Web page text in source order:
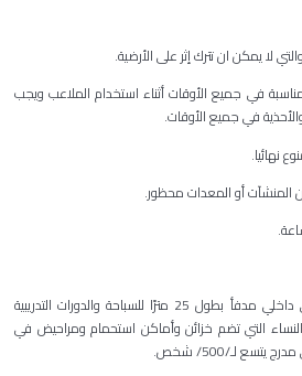
في جميع الأوقات أثناء استخدام الملاعب ويجب
في جميع الأوقات.
يوجد بالمبنى حمام سباحة أولمبي داخلي مدفأ بطول 25 مترًا للسباحة والدورات التدريبية
التي تضم خزائن وأماكن استحمام ومراحيض في
لـ/500/ شخص.